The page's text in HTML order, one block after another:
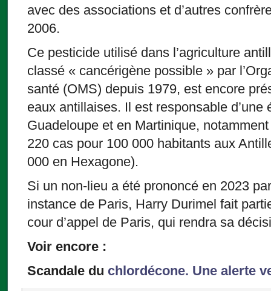
avec des associations et d’autres
2006.
Ce pesticide utilisé dans l’agriculture
classé « cancérigène possible » par
santé (OMS) depuis 1979, est encore
eaux antillaises. Il est responsable d’une
Guadeloupe et en Martinique,
220 cas pour 100 000 habitants aux
000 en Hexagone).
Si un non-lieu a été prononcé en 2023
instance de Paris, Harry Durimel fait
cour d’appel de Paris, qui rendra sa
Voir encore :
Scandale du chlordécone. Une alerte